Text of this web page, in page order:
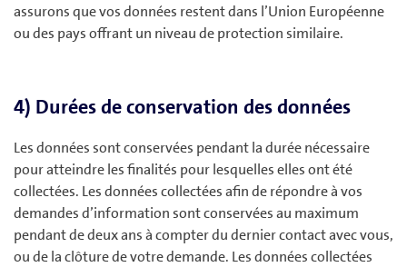
assurons que vos données restent dans l’Union Européenne
ou des pays offrant un niveau de protection similaire.
4) Durées de conservation des données
Les données sont conservées pendant la durée nécessaire
pour atteindre les finalités pour lesquelles elles ont été
collectées. Les données collectées afin de répondre à vos
demandes d’information sont conservées au maximum
pendant de deux ans à compter du dernier contact avec vous,
ou de la clôture de votre demande. Les données collectées